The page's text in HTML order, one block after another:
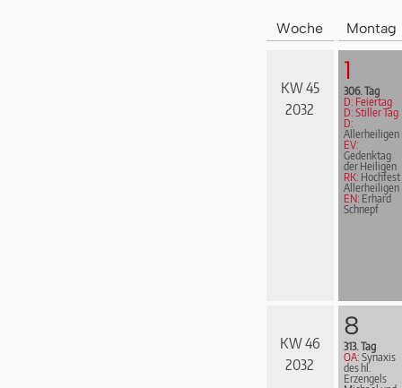
Woche Montag
KW 45
2032
1
306. Tag
D: Feiertag
D: Stiller Tag
D:
Allerheiligen
EV:
Gedenktag
der Heiligen
RK: Hochfest
Allerheiligen
EN: Erhard
Schnepf
KW 46
2032
8
313. Tag
OA: Synaxis
des hl.
Erzengels